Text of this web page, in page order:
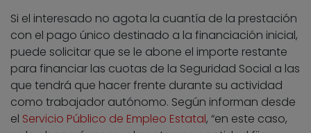
Si el interesado no agota la cuantía de la prestación
con el pago único destinado a la financiación inicial,
puede solicitar que se le abone el importe restante
para financiar las cuotas de la Seguridad Social a las
que tendrá que hacer frente durante su actividad
como trabajador autónomo. Según informan desde
el Servicio Público de Empleo Estatal, “en este caso,